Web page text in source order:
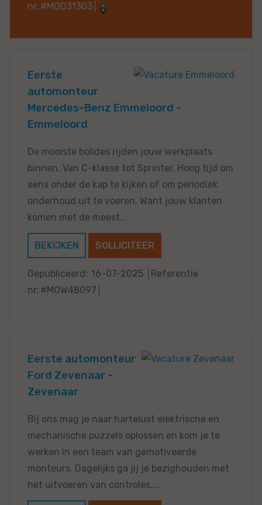
nr: #MOD31303
Eerste
automonteur
Mercedes-Benz Emmeloord -
Emmeloord
De mooiste bolides rijden jouw werkplaats
binnen. Van C-klasse tot Sprinter. Hoog tijd om
eens onder de kap te kijken of om periodiek
onderhoud uit te voeren. Want jouw klanten
komen met de meest...
BEKIJKEN SOLLICITEER
Gepubliceerd: 16-07-2025
Referentie
nr: #MOW48097
Eerste automonteur
Ford Zevenaar -
Zevenaar
Bij ons mag je naar hartelust elektrische en
mechanische puzzels oplossen en kom je te
werken in een team van gemotiveerde
monteurs. Dagelijks ga jij je bezighouden met
het uitvoeren van controles,...